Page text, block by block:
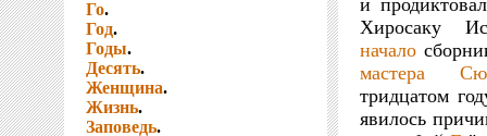
Го.
Год.
Годы.
Десять.
Женщина.
Жизнь.
Заповедь.
и
Хиросаку
начало
мастера
тридцатом
явилось